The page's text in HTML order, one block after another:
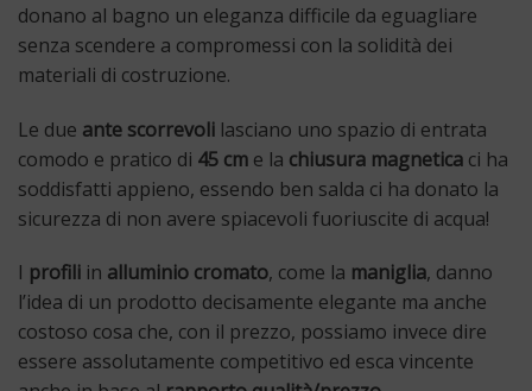
donano al bagno un eleganza difficile da eguagliare
senza scendere a compromessi con la solidità dei
materiali di costruzione.
Le due ante scorrevoli lasciano uno spazio di entrata
comodo e pratico di 45 cm e la chiusura magnetica ci ha
soddisfatti appieno, essendo ben salda ci ha donato la
sicurezza di non avere spiacevoli fuoriuscite di acqua!
I profili in alluminio cromato, come la maniglia, danno
l’idea di un prodotto decisamente elegante ma anche
costoso cosa che, con il prezzo, possiamo invece dire
essere assolutamente competitivo ed esca vincente